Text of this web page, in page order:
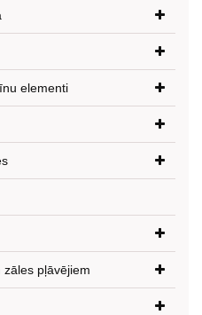
elementi
pļāvējiem